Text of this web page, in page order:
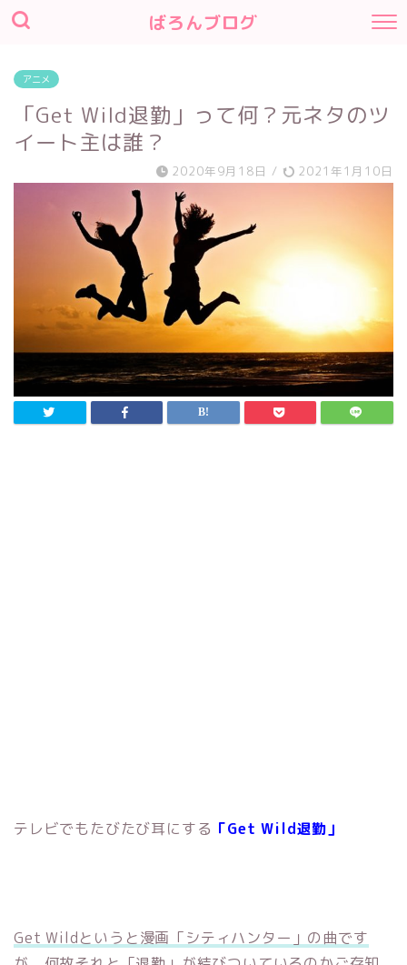
ばろんブログ
アニメ
「Get Wild退勤」って何？元ネタのツ
イート主は誰？
2020年9月18日 / 2021年1月10日
テレビでもたびたび耳にする 「Get Wild退勤」
Get Wildというと漫画「シティハンター」の曲です